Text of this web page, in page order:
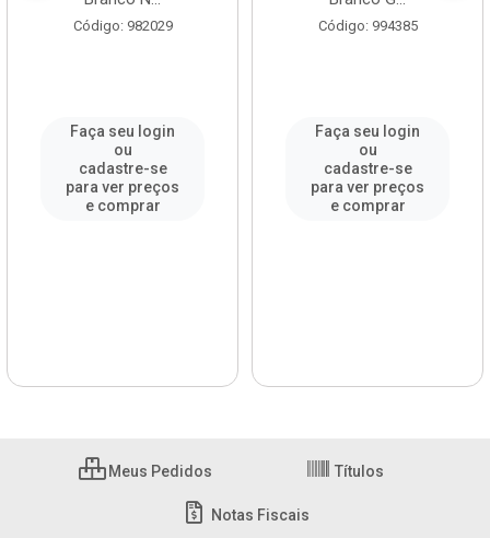
Código: 982029
Faça seu login
ou
cadastre-se
para ver preços
e comprar
Código: 994385
Faça seu login
ou
cadastre-se
para ver preços
e comprar
Meus Pedidos Títulos
Notas Fiscais